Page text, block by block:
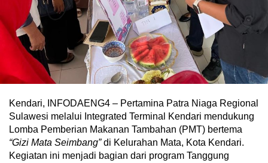
Kendari, INFODAENG4 – Pertamina Patra Niaga Regional
Sulawesi melalui Integrated Terminal Kendari mendukung
Lomba Pemberian Makanan Tambahan (PMT) bertema
“Gizi Mata Seimbang”di Kelurahan Mata, Kota Kendari.
Kegiatan ini menjadi bagian dari program Tanggung